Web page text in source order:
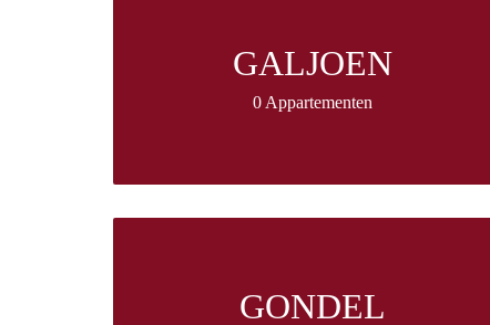
GALJOEN
0 Appartementen
GONDEL